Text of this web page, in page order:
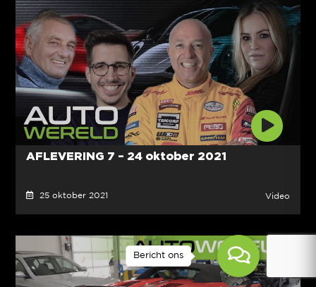
Bericht ons
AFLEVERING 7 – 24 oktober 2021
25 oktober 2021 Video